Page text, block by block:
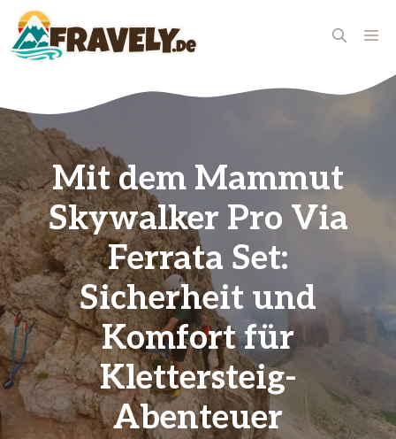
Zum
Inhalt
springen
Mit dem Mammut
Skywalker Pro Via
Ferrata Set:
Sicherheit und
Komfort für
Klettersteig-
Abenteuer